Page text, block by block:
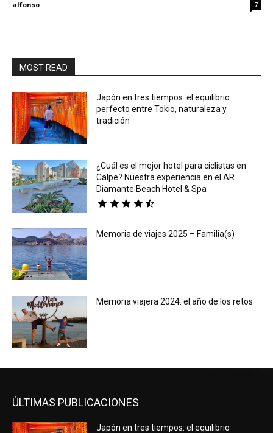
alfonso 7
MOST READ
Japón en tres tiempos: el equilibrio
perfecto entre Tokio, naturaleza y
tradición
¿Cuál es el mejor hotel para ciclistas en
Calpe? Nuestra experiencia en el AR
Diamante Beach Hotel & Spa
Memoria de viajes 2025 – Familia(s)
Memoria viajera 2024: el año de los retos
ÚLTIMAS PUBLICACIONES
Japón en tres tiempos: el equilibrio